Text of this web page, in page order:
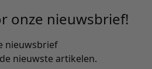
onze nieuwsbrief!
nieuwsbrief
nieuwste artikelen.